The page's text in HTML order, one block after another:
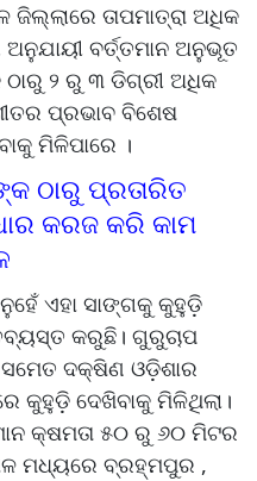
ତାପମାତ୍ରା ଅଧିକ
ବର୍ତ୍ତମାନ ଅନୁଭୂତ
ଠାରୁ ୨ ରୁ ୩ ଡିଗ୍ରୀ ଅଧିକ
ପ୍ରଭାବ ବିଶେଷ
ମିଳିପାରେ ।
ଠାରୁ ପ୍ରତାରିତ
କରଜ କରି କାମ
ଏହା ସାଙ୍ଗକୁ କୁହୁଡ଼ି
କରୁଛି। ଗୁରୁଚାପ
ଦକ୍ଷିଣ ଓଡ଼ିଶାର
କୁହୁଡ଼ି ଦେଖିବାକୁ ମିଳିଥିଲା।
କ୍ଷମତା ୫୦ ରୁ ୬୦ ମିଟର
ମଧ୍ୟରେ ବ୍ରହ୍ମପୁର ,